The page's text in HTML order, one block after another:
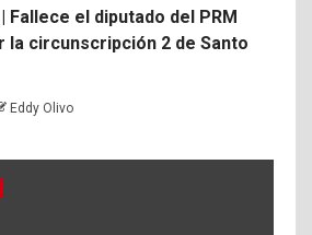
Fallece el diputado del PRM
la circunscripción 2 de Santo
Eddy Olivo